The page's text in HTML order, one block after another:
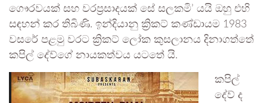
ගෞරවයක් සහ වරප්‍රසාදයක් සේ සලකමි’ යයි ඔහු එහි
සඳහන් කර තිබිණි. ඉන්දියානු ක්‍රිකට් කණ්ඩායම 1983
වසරේ පළමු වරට ක්‍රිකට් ලෝක කුසලානය දිනාගත්තේ
කපිල් දේව්ගේ නායකත්වය යටතේ යි.
කපිල්
දේව් ද